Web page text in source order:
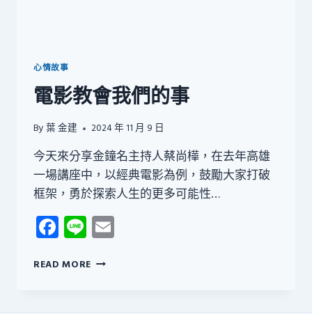
心情故事
電影教會我們的事
By 葉 金建 2024 年 11 月 9 日
今天來分享金鐘名主持人蔡尚樺，在去年高雄
一場講座中，以經典電影為例，鼓勵大家打破
框架，勇於探索人生的更多可能性…
Facebook
Line
READ MORE 電